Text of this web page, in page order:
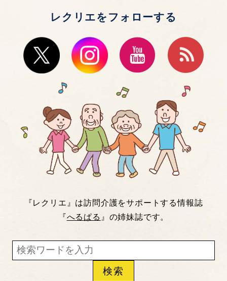
レクリエをフォローする
『レクリエ』は訪問介護をサポートする情報誌
『へるぱる 』の姉妹誌です。